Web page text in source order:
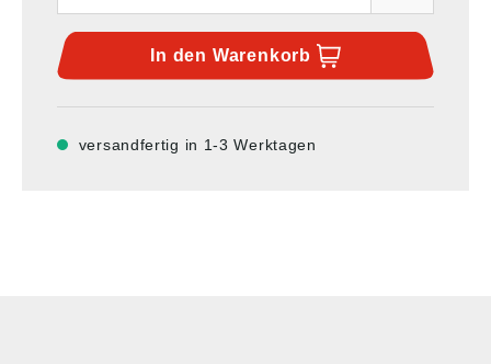
In den Warenkorb
versandfertig in 1-3 Werktagen